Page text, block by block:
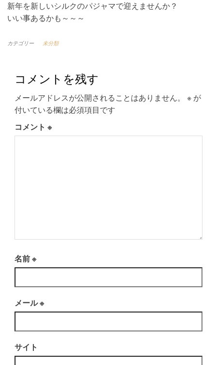
新年を新しいシルクのパジャマで迎えませんか？
いい事あるかも～～～
カテゴリー 未分類
コメントを残す
メールアドレスが公開されることはありません。 ※ が
付いている欄は必須項目です
コメント ※
名前※
メール※
サイト